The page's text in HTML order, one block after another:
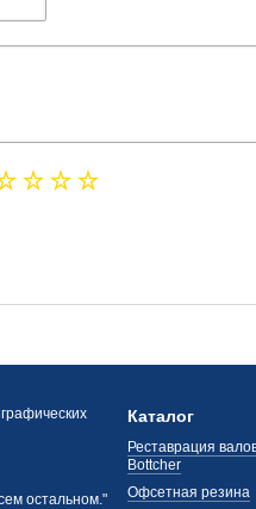
остальном."
Каталог
Реставрация
Bottcher
Офсетная резина